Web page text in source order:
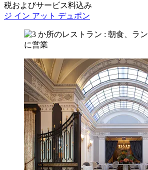
税およびサービス料込み
ジ イン アット デュポン